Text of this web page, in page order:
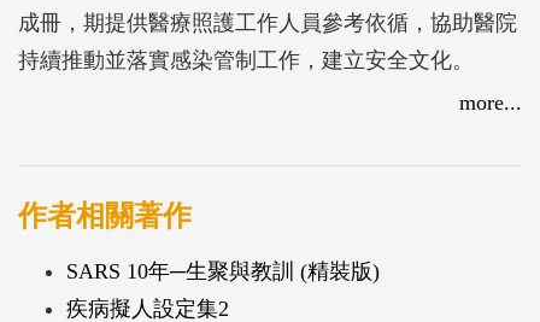
成冊，期提供醫療照護工作人員參考依循，協助醫院
持續推動並落實感染管制工作，建立安全文化。
more...
作者相關著作
SARS 10年─生聚與教訓 (精裝版)
疾病擬人設定集2